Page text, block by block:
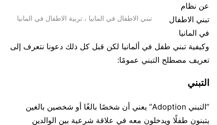
تبني الاطفال في المانيا ، تربية الاطفال في المانيا
عن نظام
تبني الاطفال
في المانيا
وكيفية تبني طفل في ألمانيا لكن قبل كل ذلك دعونا نتعرف إلى
تعريف مصطلح التبني عمومًا:
التبني
“التبني Adoption” يعني أن شخصًا بالغًا أو شخصين بالغين
يتبنون طفلًا ويدخلون معه في علاقة شرعية بين الوالدين